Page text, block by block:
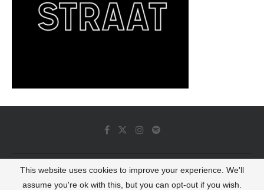
© 2022 - Luminous Dash All Rights Reserved
This website uses cookies to improve your experience. We'll
assume you're ok with this, but you can opt-out if you wish.